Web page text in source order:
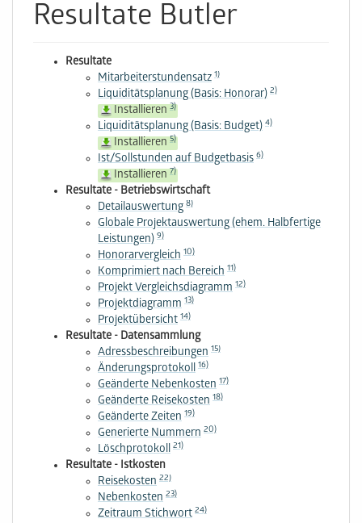
Resultate Butler
Resultate
Mitarbeiterstundensatz 1)
Liquiditätsplanung (Basis: Honorar) 2)
Installieren 3)
Liquiditätsplanung (Basis: Budget) 4)
Installieren 5)
Ist/Sollstunden auf Budgetbasis 6)
Installieren 7)
Resultate - Betriebswirtschaft
Detailauswertung 8)
Globale Projektauswertung (ehem. Halbfertige
Leistungen) 9)
Honorarvergleich 10)
Komprimiert nach Bereich 11)
Projekt Vergleichsdiagramm 12)
Projektdiagramm 13)
Projektübersicht 14)
Resultate - Datensammlung
Adressbeschreibungen 15)
Änderungsprotokoll 16)
Geänderte Nebenkosten 17)
Geänderte Reisekosten 18)
Geänderte Zeiten 19)
Generierte Nummern 20)
Löschprotokoll 21)
Resultate - Istkosten
Reisekosten 22)
Nebenkosten 23)
Zeitraum Stichwort 24)